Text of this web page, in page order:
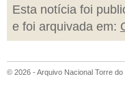
Esta notícia foi
e foi arquivada em:
© 2026 - Arquivo Nacional Torre do